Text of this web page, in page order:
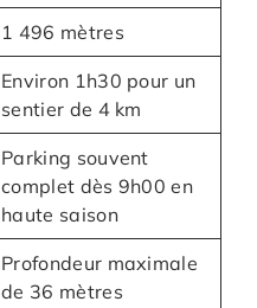
1 496 mètres
Environ 1h30 pour un
sentier de 4 km
Parking souvent
complet dès 9h00 en
haute saison
Profondeur maximale
de 36 mètres